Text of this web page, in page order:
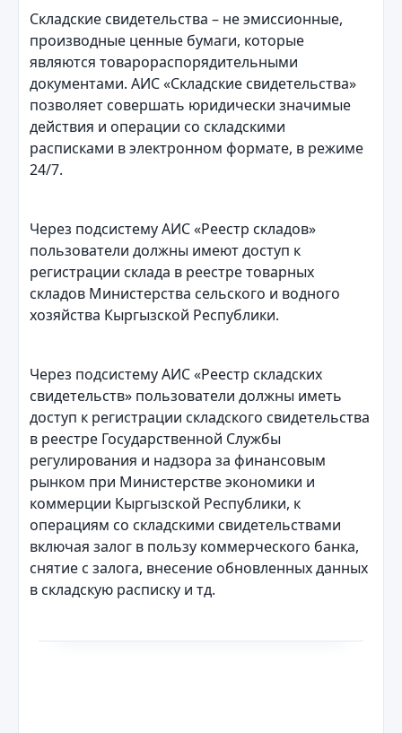
Складские свидетельства – не эмиссионные,
производные ценные бумаги, которые
являются товарораспорядительными
документами. АИС «Складские свидетельства»
позволяет совершать юридически значимые
действия и операции со складскими
расписками в электронном формате, в режиме
24/7.
Через подсистему АИС «Реестр складов»
пользователи должны имеют доступ к
регистрации склада в реестре товарных
складов Министерства сельского и водного
хозяйства Кыргызской Республики.
Через подсистему АИС «Реестр складских
свидетельств» пользователи должны иметь
доступ к регистрации складского свидетельства
в реестре Государственной Службы
регулирования и надзора за финансовым
рынком при Министерстве экономики и
коммерции Кыргызской Республики, к
операциям со складскими свидетельствами
включая залог в пользу коммерческого банка,
снятие с залога, внесение обновленных данных
в складскую расписку и тд.